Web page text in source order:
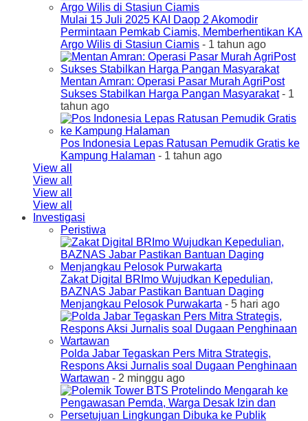
Mulai 15 Juli 2025 KAI Daop 2 Akomodir
Permintaan Pemkab Ciamis, Memberhentikan KA
Argo Wilis di Stasiun Ciamis - 1 tahun ago
Mentan Amran: Operasi Pasar Murah AgriPost
Sukses Stabilkan Harga Pangan Masyarakat- 1
tahun ago
Pos Indonesia Lepas Ratusan Pemudik Gratis ke
Kampung Halaman - 1 tahun ago
View all
View all
View all
View all
Investigasi
Peristiwa
Zakat Digital BRImo Wujudkan Kepedulian,
BAZNAS Jabar Pastikan Bantuan Daging
Menjangkau Pelosok Purwakarta - 5 hari ago
Polda Jabar Tegaskan Pers Mitra Strategis,
Respons Aksi Jurnalis soal Dugaan Penghinaan
Wartawan - 2 minggu ago